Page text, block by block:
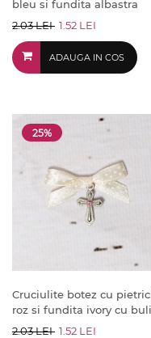
bleu si fundita albastra
2.03 LEI 1.52 LEI
ADAUGA IN COS
25%
Cruciulite botez cu
roz si fundita ivory cu
2.03 LEI 1.52 LEI